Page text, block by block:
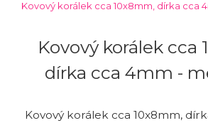
Kovový korálek cca 10x8mm, dírka cca
Kovový korálek cca
dírka cca 4mm -
Kovový korálek cca 10x8mm,